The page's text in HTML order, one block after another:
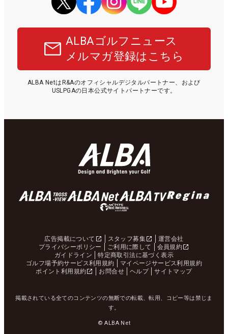
ALBAゴルフニュース
メルマガ登録はこちら
ALBA NetはR&Aのオフィシャルデジタルパートナー、および
USLPGAの日本公式サイトパートナーです。
広告掲載について スタッフ募集
運営会社
プライバシーポリシー
ご利用に際して
会員規約
ガイドライン
特定商取引法に基づく表示
ゴルフ場予約サービス利用規約
マイページサービス利用規約
ポイント利用規約
お問合せ ヘルプ サイトマップ
掲載されている全てのコンテンツの無断での転載、転用、コピー等は禁じま
す。
© ALBA Net